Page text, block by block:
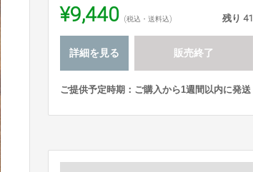
¥9,440 (税込・送料込) 残り 41
詳細を見る 販売終了
ご提供予定時期：ご購入から1週間以内に発送